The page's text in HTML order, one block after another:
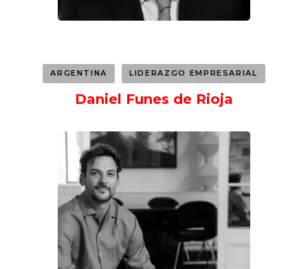
ARGENTINA LIDERAZGO EMPRESARIAL
Daniel Funes de Rioja